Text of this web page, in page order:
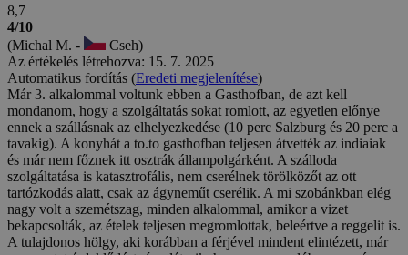
8,7
4/10
(Michal M. -
Cseh)
Az értékelés létrehozva: 15. 7. 2025
Automatikus fordítás (Eredeti megjelenítése)
Már 3. alkalommal voltunk ebben a Gasthofban, de azt kell
mondanom, hogy a szolgáltatás sokat romlott, az egyetlen előnye
ennek a szállásnak az elhelyezkedése (10 perc Salzburg és 20 perc a
tavakig). A konyhát a to.to gasthofban teljesen átvették az indiaiak
és már nem főznek itt osztrák állampolgárként. A szálloda
szolgáltatása is katasztrofális, nem cserélnek törölközőt az ott
tartózkodás alatt, csak az ágyneműt cserélik. A mi szobánkban elég
nagy volt a szemétszag, minden alkalommal, amikor a vizet
bekapcsolták, az ételek teljesen megromlottak, beleértve a reggelit is.
A tulajdonos hölgy, aki korábban a férjével mindent elintézett, már